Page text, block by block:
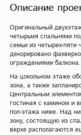
Описание
Оригинальный
четырьмя спальнями
семьи из четырех-пяти
декорировано
ограждениями балкона.
На цокольном этаже
зона, а также
Центральным
гостиная с камином и
пол-этажа ниже. Над
зону, состоящую из
верхе располагаются